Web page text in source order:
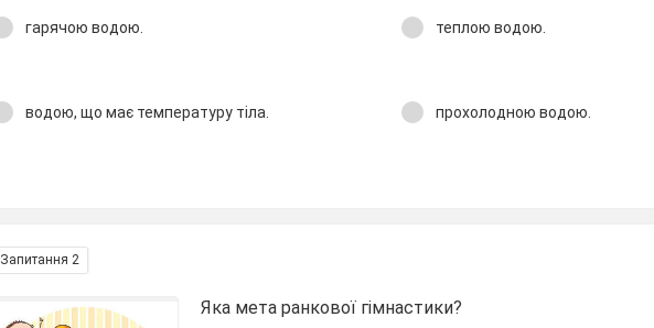
гарячою водою. теплою водою.
водою, що має температуру тіла. прохолодною водою.
Запитання 2
Яка мета ранкової гімнастики?